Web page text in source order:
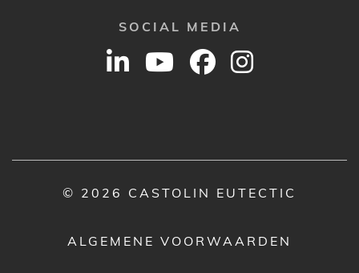
SOCIAL MEDIA
© 2026 CASTOLIN EUTECTIC
ALGEMENE VOORWAARDEN